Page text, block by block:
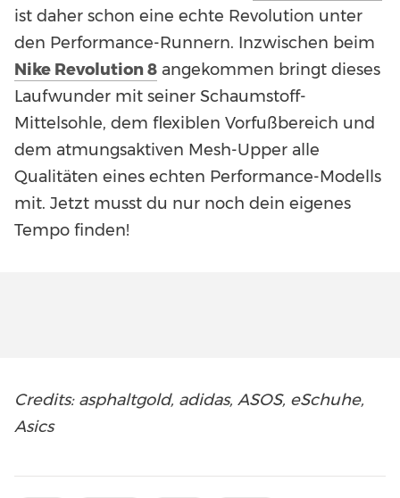
ist daher schon eine echte Revolution unter
den Performance-Runnern. Inzwischen beim
Nike Revolution 8 angekommen bringt dieses
Laufwunder mit seiner Schaumstoff-
Mittelsohle, dem flexiblen Vorfußbereich und
dem atmungsaktiven Mesh-Upper alle
Qualitäten eines echten Performance-Modells
mit. Jetzt musst du nur noch dein eigenes
Tempo finden!
Credits: asphaltgold, adidas, ASOS, eSchuhe,
Asics